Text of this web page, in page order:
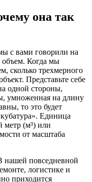
она так
с вами говорили на
объем. Когда мы
сколько трехмерного
Представьте себе
одной стороны,
умноженная на длину
то это будет
Единица
метр (м³) или
от масштаба
нашей повседневной
логистике и
приходится